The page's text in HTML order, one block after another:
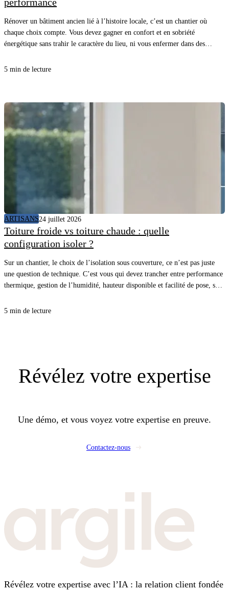
Rénover un bâtiment ancien lié à l’histoire locale, c’est un chantier où
chaque choix compte. Vous devez gagner en confort et en sobriété
énergétique sans trahir le caractère du lieu, ni vous enfermer dans des
avancez vite, proprement, et vous sécurisez le résultat.
5 min de lecture
ARTISANS24 juillet 2026
Toiture froide vs toiture chaude : quelle
configuration isoler ?
Sur un chantier, le choix de l’isolation sous couverture, ce n’est pas juste
une question de technique. C’est vous qui devez trancher entre performance
thermique, gestion de l’humidité, hauteur disponible et facilité de pose, sans
d’été comme d’hiver, et vous évitez les désordres qui coûtent cher au retour.
5 min de lecture
Révélez votre expertise
Une démo, et vous voyez votre expertise en preuve.
Contactez-nous
Révélez votre expertise avec l’IA : la relation client fondée